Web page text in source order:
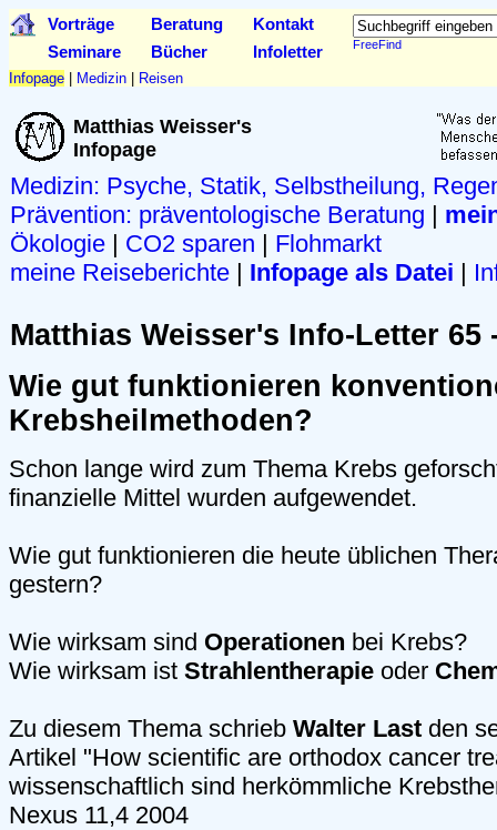
Vorträge Beratung Kontakt
FreeFind
Seminare Bücher Infoletter
Infopage Medizin Reisen
Matthias Weisser's
Infopage
Medizin: Psyche, Statik, Selbstheilung,
Prävention: präventologische Beratung |
Ökologie | CO2 sparen | Flohmarkt
meine Reiseberichte | Infopage als Datei |
Matthias Weisser's Info-Letter 65
Wie gut funktionieren
Krebsheilmethoden?
Schon lange wird zum Thema Krebs
finanzielle Mittel wurden aufgewendet.
Wie gut funktionieren die heute üblichen
gestern?
Wie wirksam sind Operationen bei Krebs?
Wie wirksam ist Strahlentherapie oder
Zu diesem Thema schrieb Walter Last den
Artikel "How scientific are orthodox cancer
wissenschaftlich sind herkömmliche
Nexus 11,4 2004